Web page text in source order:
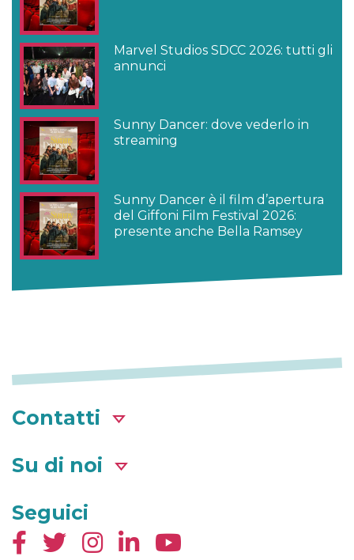
Marvel Studios SDCC 2026: tutti gli
annunci
Sunny Dancer: dove vederlo in
streaming
Sunny Dancer è il film d’apertura
del Giffoni Film Festival 2026:
presente anche Bella Ramsey
Contatti
Su di noi
Seguici